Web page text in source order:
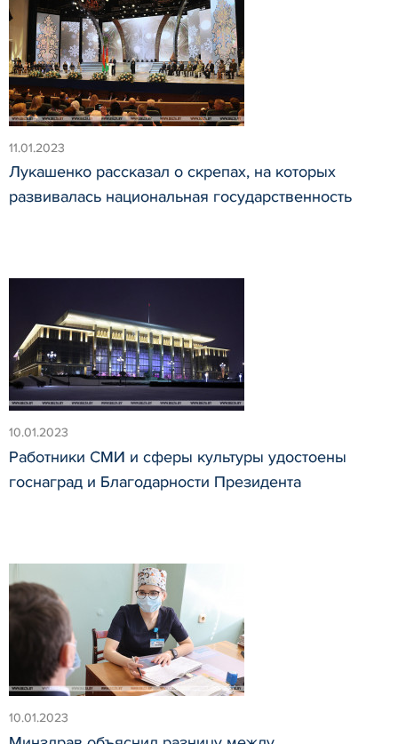
11.01.2023
Лукашенко рассказал о скрепах, на которых
развивалась национальная государственность
10.01.2023
Работники СМИ и сферы культуры удостоены
госнаград и Благодарности Президента
10.01.2023